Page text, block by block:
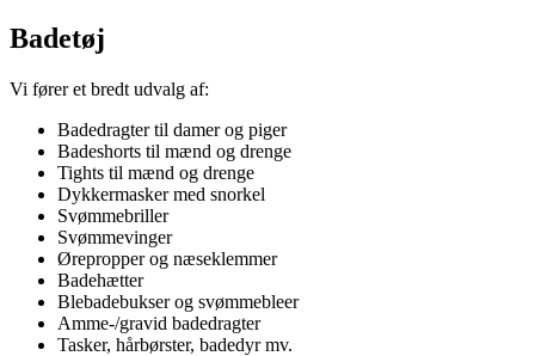
Badetøj
Vi fører et bredt udvalg af:
Badedragter til damer og piger
Badeshorts til mænd og drenge
Tights til mænd og drenge
Dykkermasker med snorkel
Svømmebriller
Svømmevinger
Ørepropper og næseklemmer
Badehætter
Blebadebukser og svømmebleer
Amme-/gravid badedragter
Tasker, hårbørster, badedyr mv.